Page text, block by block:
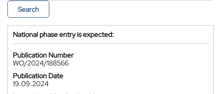
Search
National phase entry is expected:
Publication Number
WO/2024/188566
Publication Date
19.09.2024